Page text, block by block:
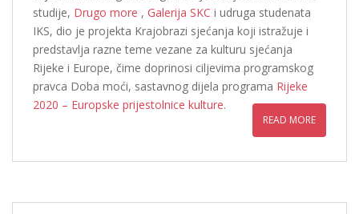
studije, Drugo more , Galerija SKC i udruga studenata
IKS, dio je projekta Krajobrazi sjećanja koji istražuje i
predstavlja razne teme vezane za kulturu sjećanja
Rijeke i Europe, čime doprinosi ciljevima programskog
pravca Doba moći, sastavnog dijela programa Rijeke
2020 – Europske prijestolnice kulture.
READ MORE